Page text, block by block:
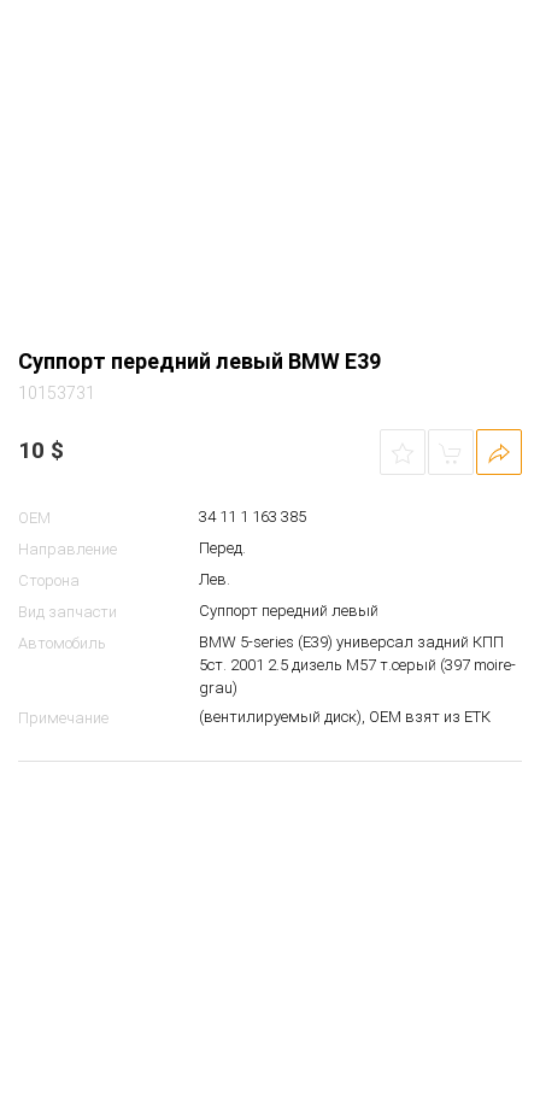
Суппорт передний левый BMW E39
10153731
10 $
OEM
34 11 1 163 385
Направление
Перед.
Сторона
Лев.
Вид запчасти
Суппорт передний левый
Автомобиль
BMW 5-series (E39) универсал задний КПП
5ст. 2001 2.5 дизель M57 т.серый (397 moire-
grau)
Примечание
(вентилируемый диск), ОЕМ взят из ЕТК